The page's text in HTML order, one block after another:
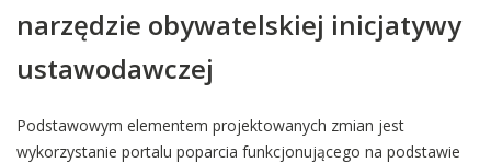
narzędzie obywatelskiej inicjatywy
ustawodawczej
Podstawowym elementem projektowanych zmian jest
wykorzystanie portalu poparcia funkcjonującego na podstawie